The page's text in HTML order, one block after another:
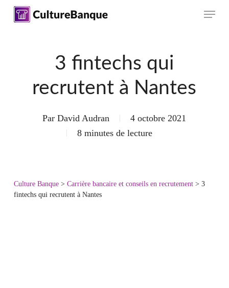
Skip
Menu
3 fintechs qui
recrutent à Nantes
Par David Audran
4 octobre 2021
8 minutes de lecture
Culture Banque> Carrière bancaire et conseils en recrutement> 3
fintechs qui recrutent à Nantes